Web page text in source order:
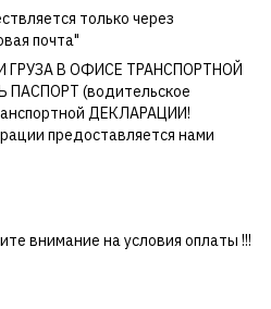
только через
почта"
ГРУЗА В ОФИСЕ ТРАНСПОРТНОЙ
(водительское
ДЕКЛАРАЦИИ!
предоставляется нами
внимание на условия оплаты !!!